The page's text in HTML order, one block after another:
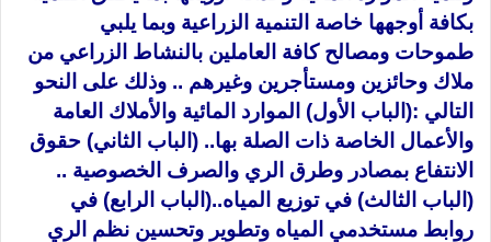
بكافة أوجهها خاصة التنمية الزراعية وبما يلبي
طموحات ومصالح كافة العاملين بالنشاط الزراعي من
ملاك وحائزين ومستأجرين وغيرهم .. وذلك على النحو
التالي :(الباب الأول) الموارد المائية والأملاك العامة
والأعمال الخاصة ذات الصلة بها.. (الباب الثاني) حقوق
الانتفاع بمصادر وطرق الري والصرف الخصوصية ..
(الباب الثالث) في توزيع المياه..(الباب الرابع) في
روابط مستخدمي المياه وتطوير وتحسين نظم الري